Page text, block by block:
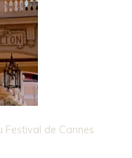
Festival de Cannes